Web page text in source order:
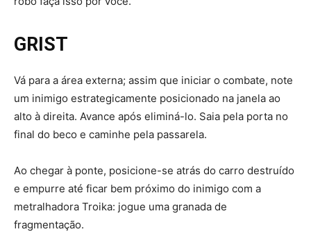
GRIST
Vá para a área externa; assim que iniciar o combate, note
um inimigo estrategicamente posicionado na janela ao
alto à direita. Avance após eliminá-lo. Saia pela porta no
final do beco e caminhe pela passarela.
Ao chegar à ponte, posicione-se atrás do carro destruído
e empurre até ficar bem próximo do inimigo com a
metralhadora Troika: jogue uma granada de
fragmentação.